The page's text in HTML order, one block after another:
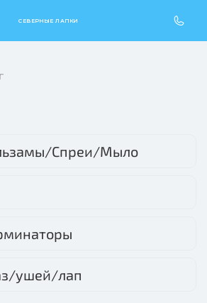
СЕВЕРНЫЕ ЛАПКИ
Спреи/Мыло
ушей/лап